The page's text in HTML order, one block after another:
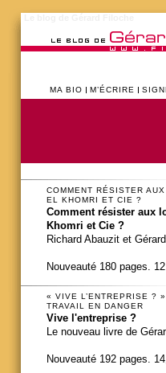
MA BIO M’ÉCRIRE
COMMENT RÉSISTER
EL KHOMRI ET CIE ?
Comment résister aux
Khomri et Cie ?
Richard Abauzit et
Nouveauté 180 pages.
« VIVE L’ENTREPRISE ?
TRAVAIL EN DANGER
Vive l'entreprise ?
Le nouveau livre de
Nouveauté 192 pages.